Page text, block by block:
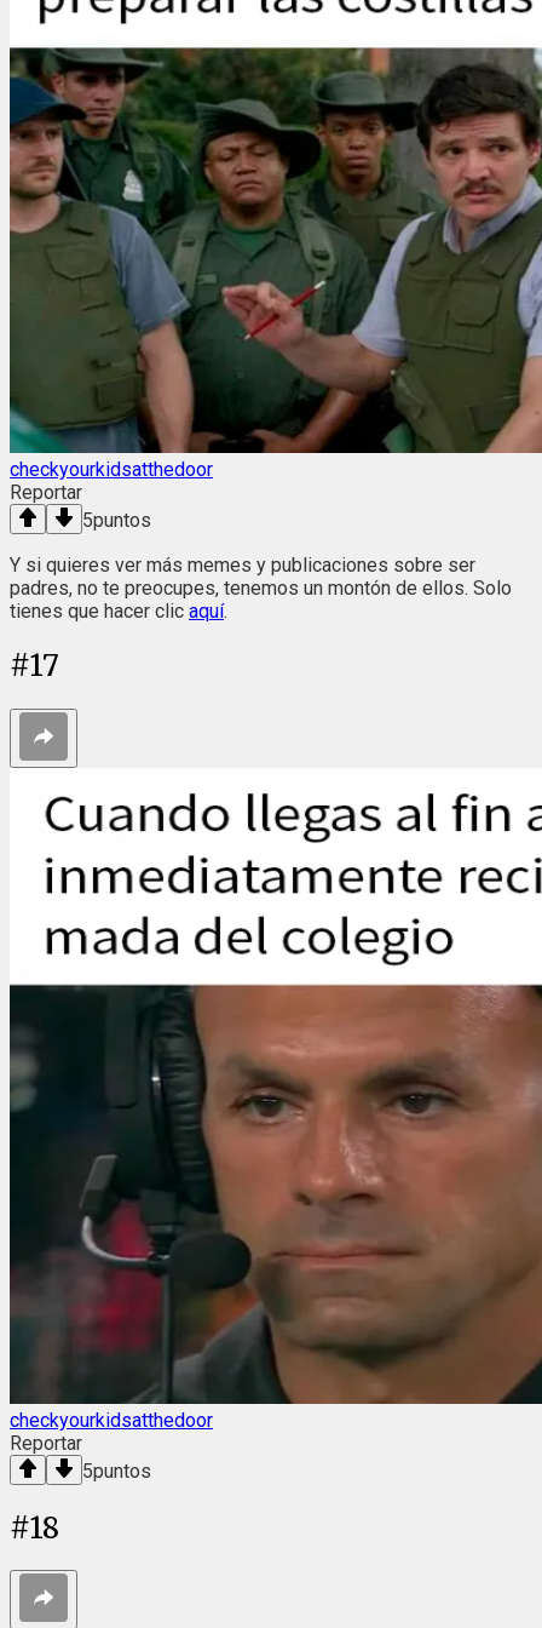
checkyourkidsatthedoor
Reportar
5puntos
Y si quieres ver más memes y publicaciones sobre ser
padres, no te preocupes, tenemos un montón de ellos. Solo
tienes que hacer clic aquí.
#17
checkyourkidsatthedoor
Reportar
5puntos
#18